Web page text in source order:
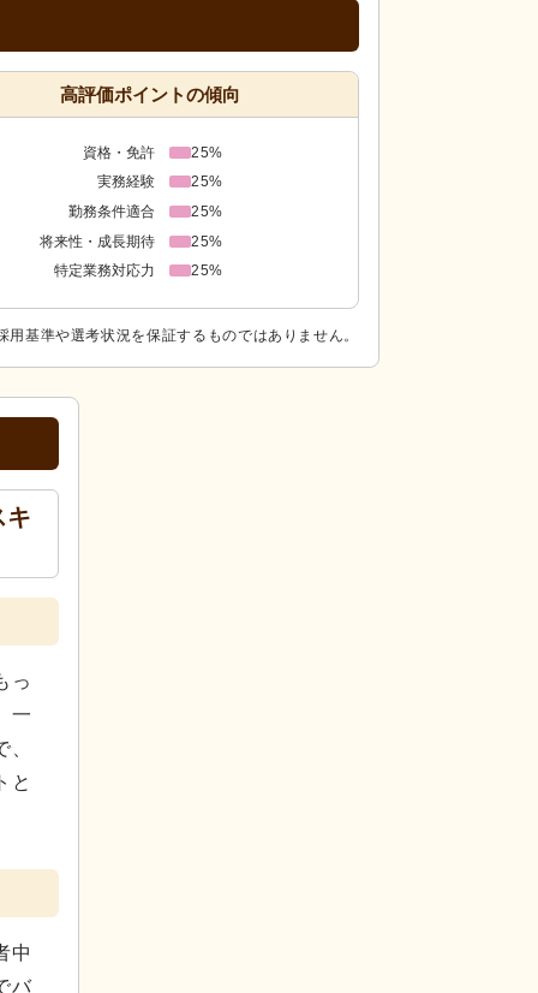
高評価ポイントの傾向
資格・免許
25%
実務経験
25%
勤務条件適合
25%
将来性・成長期待
25%
特定業務対応力
25%
基準や選考状況を保証するものではありません。
キ
っ
一
と
中
バ